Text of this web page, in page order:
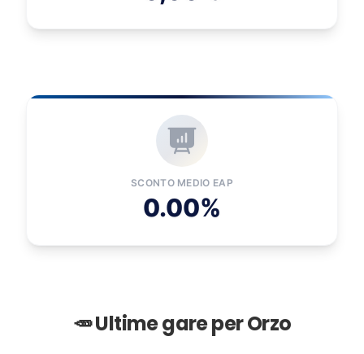
SCONTO MEDIO EAP
0.00%
🥕 Ultime gare per Orzo